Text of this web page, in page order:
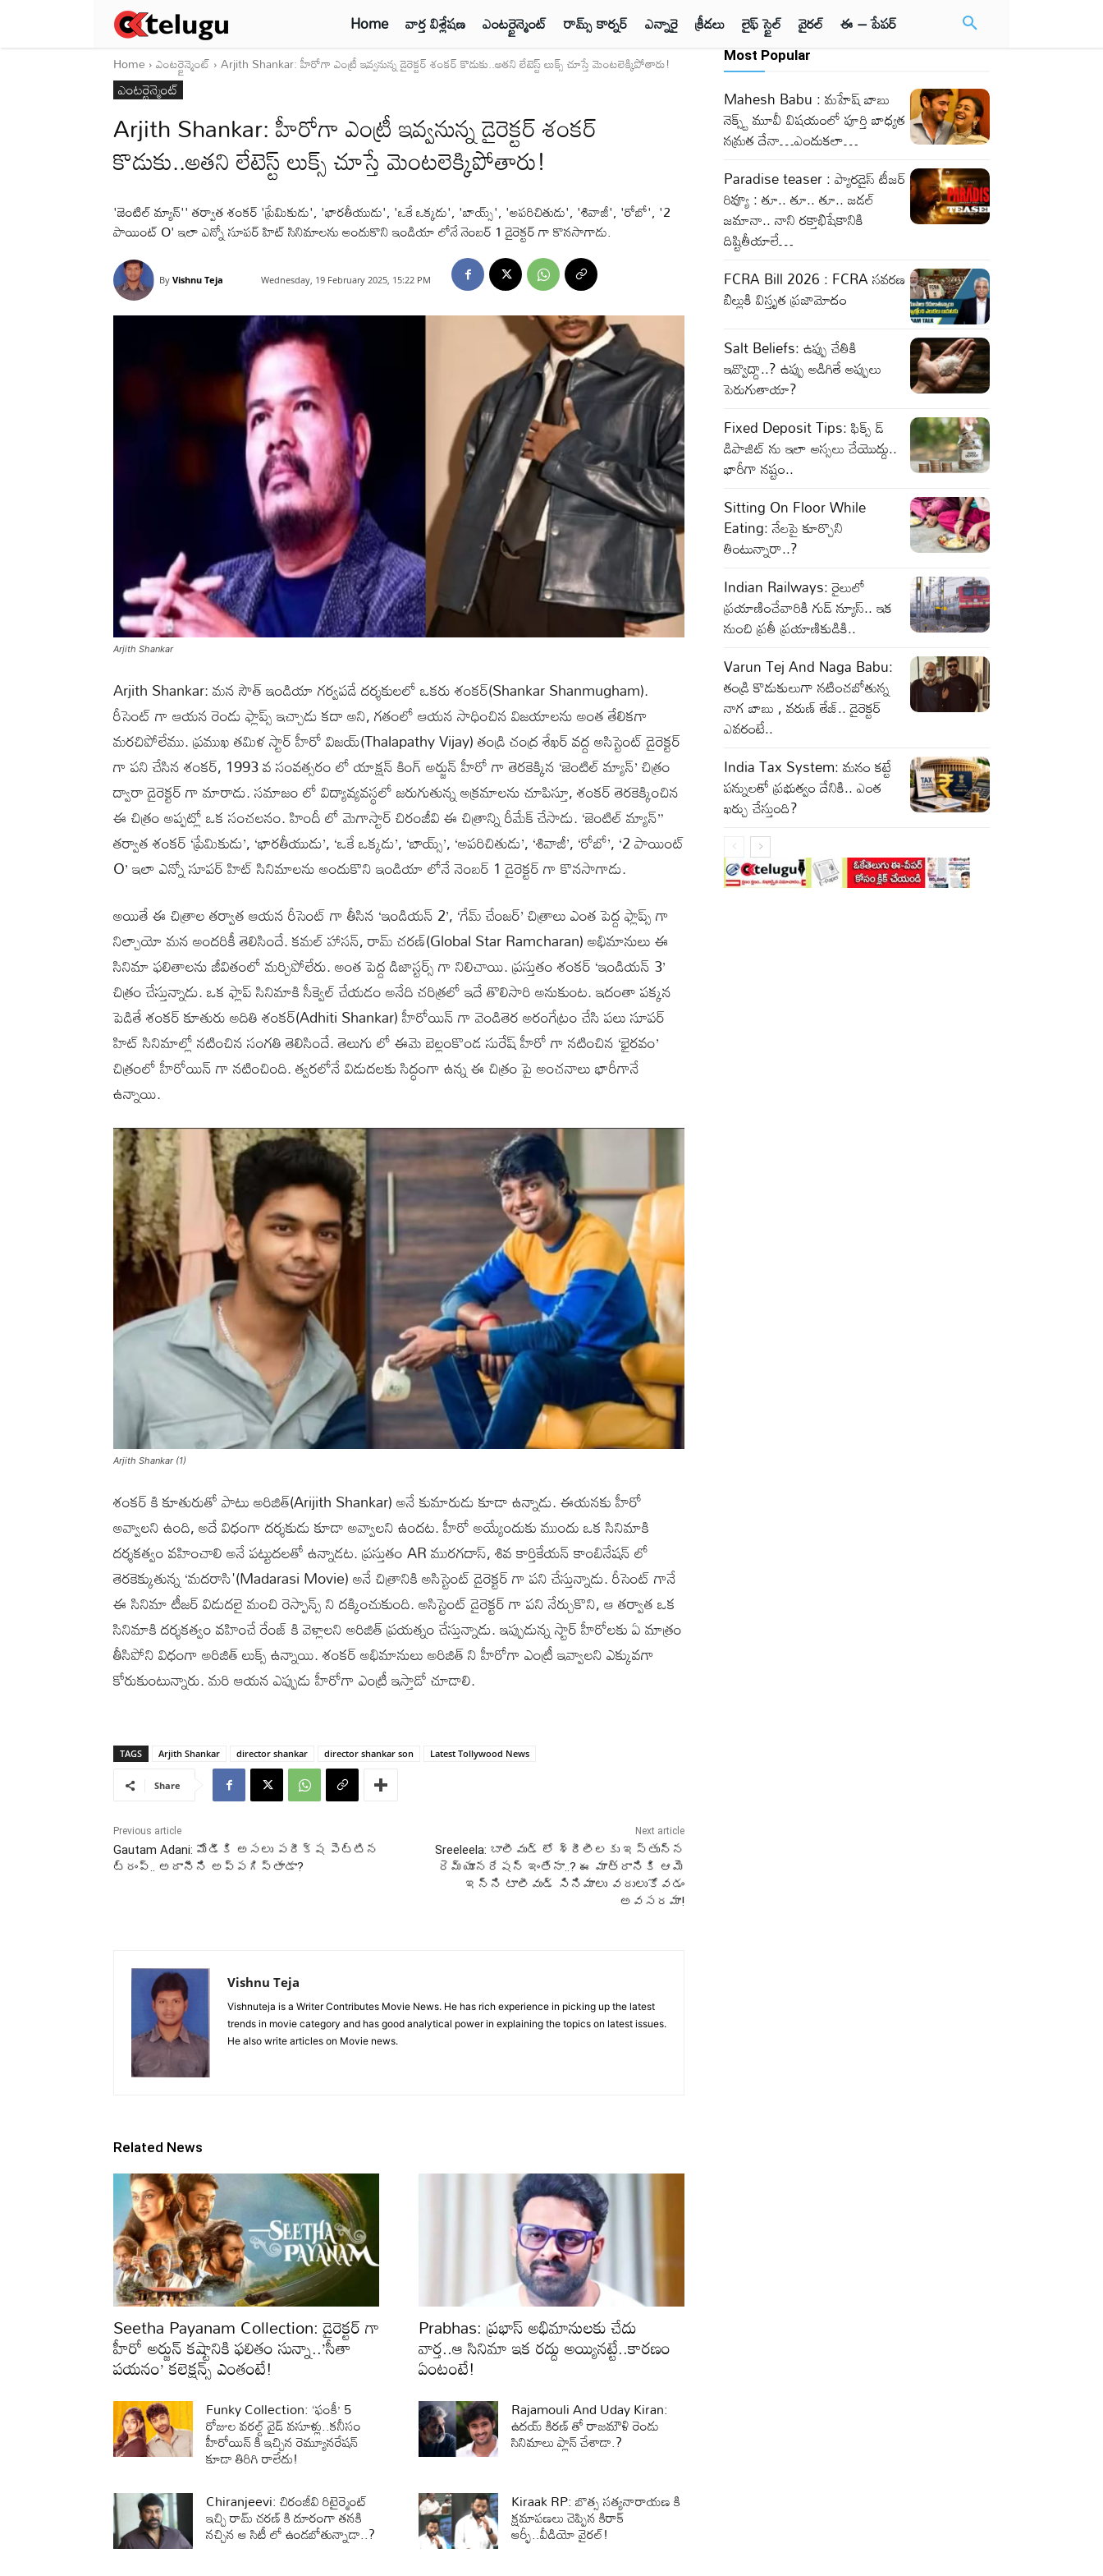
Home వార్త విశ్లేషణ ఎంటర్టైన్మెంట్ రామ్స్ కార్నర్ ఎన్నారై క్రీడలు లైఫ్ స్టైల్ వైరల్ ఈ – పేపర్
Home ఎంటర్టైన్మెంట్ Arjith Shankar: హీరోగా ఎంట్రీ ఇవ్వనున్న డైరెక్టర్ శంకర్ కొడుకు..అతని లేటెస్ట్ లుక్స్ చూస్తే మెంటలెక్కిపోతారు!
ఎంటర్టైన్మెంట్
Arjith Shankar: హీరోగా ఎంట్రీ ఇవ్వనున్న డైరెక్టర్ శంకర్
కొడుకు..అతని లేటెస్ట్ లుక్స్ చూస్తే మెంటలెక్కిపోతారు!
'జెంటిల్ మ్యాన్'' తర్వాత శంకర్ 'ప్రేమికుడు', 'భారతీయుడు', 'ఒకే ఒక్కడు', 'బాయ్స్', 'అపరిచితుడు', 'శివాజీ', 'రోబో', '2
పాయింట్ O' ఇలా ఎన్నో సూపర్ హిట్ సినిమాలను అందుకొని ఇండియా లోనే నెంబర్ 1 డైరెక్టర్ గా కొనసాగాడు.
By Vishnu Teja Wednesday, 19 February 2025, 15:22 PM
Arjith Shankar
Arjith Shankar: మన సౌత్ ఇండియా గర్వపడే దర్శకులలో ఒకరు శంకర్(Shankar Shanmugham).
రీసెంట్ గా ఆయన రెండు ఫ్లాప్స్ ఇచ్చాడు కదా అని, గతంలో ఆయన సాధించిన విజయాలను అంత తేలికగా
మరచిపోలేము. ప్రముఖ తమిళ స్టార్ హీరో విజయ్(Thalapathy Vijay) తండ్రి చంద్ర శేఖర్ వద్ద అసిస్టెంట్ డైరెక్టర్
గా పని చేసిన శంకర్, 1993 వ సంవత్సరం లో యాక్షన్ కింగ్ అర్జున్ హీరో గా తెరకెక్కిన ‘జెంటిల్ మ్యాన్’ చిత్రం
ద్వారా డైరెక్టర్ గా మారాడు. సమాజం లో విద్యావ్యవస్థలో జరుగుతున్న అక్రమాలను చూపిస్తూ, శంకర్ తెరకెక్కించిన
ఈ చిత్రం అప్పట్లో ఒక సంచలనం. హిందీ లో మెగాస్టార్ చిరంజీవి ఈ చిత్రాన్ని రీమేక్ చేసాడు. ‘జెంటిల్ మ్యాన్”
తర్వాత శంకర్ ‘ప్రేమికుడు’, ‘భారతీయుడు’, ‘ఒకే ఒక్కడు’, ‘బాయ్స్’, ‘అపరిచితుడు’, ‘శివాజీ’, ‘రోబో’, ‘2 పాయింట్
O’ ఇలా ఎన్నో సూపర్ హిట్ సినిమాలను అందుకొని ఇండియా లోనే నెంబర్ 1 డైరెక్టర్ గా కొనసాగాడు.
అయితే ఈ చిత్రాల తర్వాత ఆయన రీసెంట్ గా తీసిన ‘ఇండియన్ 2’, ‘గేమ్ చేంజర్’ చిత్రాలు ఎంత పెద్ద ఫ్లాప్స్ గా
నిల్చాయో మన అందరికీ తెలిసిందే. కమల్ హాసన్, రామ్ చరణ్(Global Star Ramcharan) అభిమానులు ఈ
సినిమా ఫలితాలను జీవితంలో మర్చిపోలేరు. అంత పెద్ద డిజాస్టర్స్ గా నిలిచాయి. ప్రస్తుతం శంకర్ ‘ఇండియన్ 3’
చిత్రం చేస్తున్నాడు. ఒక ఫ్లాప్ సినిమాకి సీక్వెల్ చేయడం అనేది చరిత్రలో ఇదే తొలిసారి అనుకుంట. ఇదంతా పక్కన
పెడితే శంకర్ కూతురు అదితి శంకర్(Adhiti Shankar) హీరోయిన్ గా వెండితెర అరంగేట్రం చేసి పలు సూపర్
హిట్ సినిమాల్లో నటించిన సంగతి తెలిసిందే. తెలుగు లో ఈమె బెల్లంకొండ సురేష్ హీరో గా నటించిన ‘భైరవం’
చిత్రంలో హీరోయిన్ గా నటించింది. త్వరలోనే విడుదలకు సిద్ధంగా ఉన్న ఈ చిత్రం పై అంచనాలు భారీగానే
ఉన్నాయి.
Arjith Shankar (1)
శంకర్ కి కూతురుతో పాటు అరిజిత్(Arijith Shankar) అనే కుమారుడు కూడా ఉన్నాడు. ఈయనకు హీరో
అవ్వాలని ఉంది, అదే విధంగా దర్శకుడు కూడా అవ్వాలని ఉందట. హీరో అయ్యేందుకు ముందు ఒక సినిమాకి
దర్శకత్వం వహించాలి అనే పట్టుదలతో ఉన్నాడట. ప్రస్తుతం AR మురగదాస్, శివ కార్తికేయన్ కాంబినేషన్ లో
తెరకెక్కుతున్న ‘మదరాసి'(Madarasi Movie) అనే చిత్రానికి అసిస్టెంట్ డైరెక్టర్ గా పని చేస్తున్నాడు. రీసెంట్ గానే
ఈ సినిమా టీజర్ విడుదలై మంచి రెస్పాన్స్ ని దక్కించుకుంది. అసిస్టెంట్ డైరెక్టర్ గా పని నేర్చుకొని, ఆ తర్వాత ఒక
సినిమాకి దర్శకత్వం వహించే రేంజ్ కి వెళ్లాలని అరిజిత్ ప్రయత్నం చేస్తున్నాడు. ఇప్పుడున్న స్టార్ హీరోలకు ఏ మాత్రం
తీసిపోని విధంగా అరిజిత్ లుక్స్ ఉన్నాయి. శంకర్ అభిమానులు అరిజిత్ ని హీరోగా ఎంట్రీ ఇవ్వాలని ఎక్కువగా
కోరుకుంటున్నారు. మరి ఆయన ఎప్పుడు హీరోగా ఎంట్రీ ఇస్తాడో చూడాలి.
TAGS Arjith Shankar director shankar director shankar son Latest Tollywood News
Share
Previous article
Gautam Adani: మోడీకి అసలు పరీక్ష పెట్టిన
ట్రంప్‌.. అదానీని అప్పగిస్తాడా?
Next article
Sreeleela: బాలీవుడ్ లో శ్రీలీలకు ఇస్తున్న
రెమ్యూనరేషన్ ఇంతేనా..? ఈ మాత్రానికి ఆమె
ఇన్ని టాలీవుడ్ సినిమాలు వదులుకోవడం
అవసరమా!
Vishnu Teja
Vishnuteja is a Writer Contributes Movie News. He has rich experience in picking up the latest
trends in movie category and has good analytical power in explaining the topics on latest issues.
He also write articles on Movie news.
Related News
Seetha Payanam Collection: డైరెక్టర్ గా
హీరో అర్జున్ కష్టానికి ఫలితం సున్నా..’సీతా
పయనం’ కలెక్షన్స్ ఎంతంటే!
Prabhas: ప్రభాస్ అభిమానులకు చేదు
వార్త..ఆ సినిమా ఇక రద్దు అయ్యినట్టే..కారణం
ఏంటంటే!
Funky Collection: ‘ఫంకీ’ 5
రోజుల వరల్డ్ వైడ్ వసూళ్లు..కనీసం
హీరోయిన్ కి ఇచ్చిన రెమ్యూనరేషన్
కూడా తిరిగి రాలేదు!
Rajamouli And Uday Kiran:
ఉదయ్ కిరణ్ తో రాజమౌళి రెండు
సినిమాలు ప్లాన్ చేశాడా.?
Chiranjeevi: చిరంజీవి రిటైర్మెంట్
ఇచ్చి రామ్ చరణ్ కి దూరంగా తనకి
నచ్చిన ఆ సిటీ లో ఉండబోతున్నాడా..?
Kiraak RP: బొత్స సత్యనారాయణ కి
క్షమాపణలు చెప్పిన కిరాక్
ఆర్ఫీ..వీడియో వైరల్!
Most Popular
Mahesh Babu : మహేష్ బాబు
నెక్స్ట్ మూవీ విషయంలో పూర్తి బాధ్యత
నమ్రత దేనా…ఎందుకలా…
Paradise teaser : ప్యారడైస్ టీజర్
రివ్యూ : తూ.. తూ.. తూ.. జడల్
జమానా.. నాని రక్తాభిషేకానికి
దిష్టితీయాలే…
FCRA Bill 2026 : FCRA సవరణ
బిల్లుకి విస్తృత ప్రజామోదం
Salt Beliefs: ఉప్పు చేతికి
ఇవ్వొద్దా..? ఉప్పు అడిగితే అప్పులు
పెరుగుతాయా?
Fixed Deposit Tips: ఫిక్స్ డ్
డిపాజిట్ ను ఇలా అస్సలు చేయొద్దు..
భారీగా నష్టం..
Sitting On Floor While
Eating: నేలపై కూర్చొని
తింటున్నారా..?
Indian Railways: రైలులో
ప్రయాణించేవారికి గుడ్ న్యూస్.. ఇక
నుంచి ప్రతీ ప్రయాణికుడికి..
Varun Tej And Naga Babu:
తండ్రి కొడుకులుగా నటించబోతున్న
నాగ బాబు , వరుణ్ తేజ్.. డైరెక్టర్
ఎవరంటే..
India Tax System: మనం కట్టే
పన్నులతో ప్రభుత్వం దేనికి.. ఎంత
ఖర్చు చేస్తుంది?